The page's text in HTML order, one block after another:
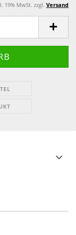
19% MwSt. zzgl. Versand